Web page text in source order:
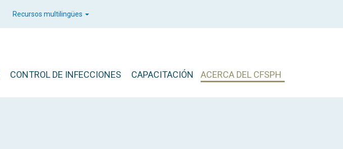
Recursos multilingües
CONTROL DE INFECCIONES CAPACITACIÓN ACERCA DEL CFSPH